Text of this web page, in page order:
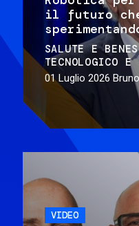
il futuro
SALUTE E
TECNOLOGICO E
01 Luglio 2026
VIDEO